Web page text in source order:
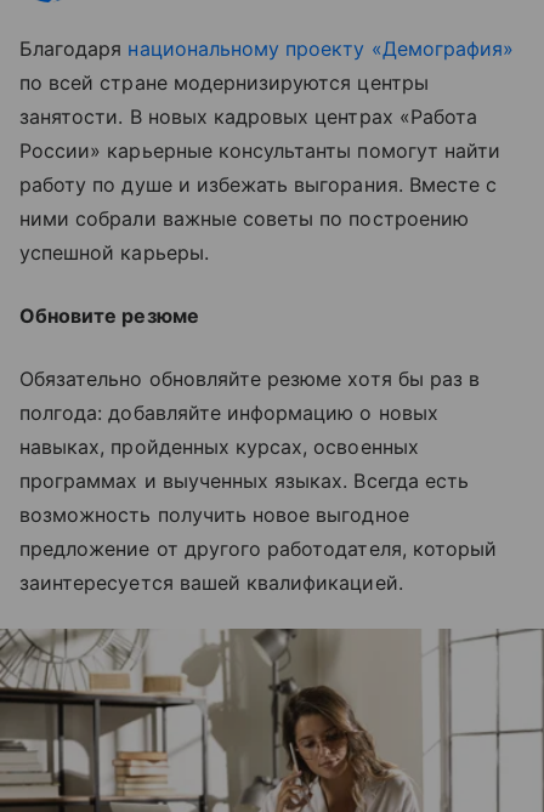
Благодаря национальному проекту «Демография»
по всей стране модернизируются центры
занятости. В новых кадровых центрах «Работа
России» карьерные консультанты помогут найти
работу по душе и избежать выгорания. Вместе с
ними собрали важные советы по построению
успешной карьеры.
Обновите резюме
Обязательно обновляйте резюме хотя бы раз в
полгода: добавляйте информацию о новых
навыках, пройденных курсах, освоенных
программах и выученных языках. Всегда есть
возможность получить новое выгодное
предложение от другого работодателя, который
заинтересуется вашей квалификацией.